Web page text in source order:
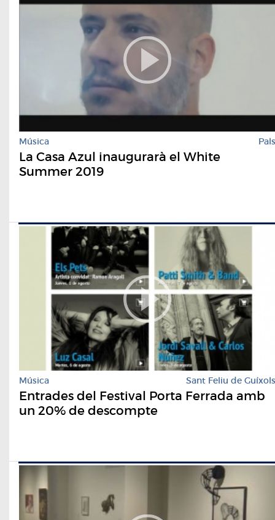
Música Pals
La Casa Azul inaugurarà el White
Summer 2019
Música Sant Feliu de Guíxols
Entrades del Festival Porta Ferrada amb
un 20% de descompte